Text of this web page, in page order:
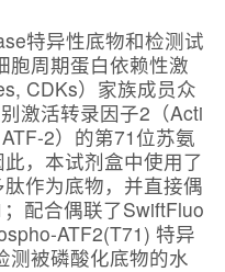
特异性底物和检测试
胞周期蛋白依赖性激
CDKs）家族成员众
激活转录因子2（Acti
2）的第71位苏氨
，本试剂盒中使用了
作为底物，并直接偶
配合偶联了SwiftFluo
ATF2(T71) 特异
测被磷酸化底物的水